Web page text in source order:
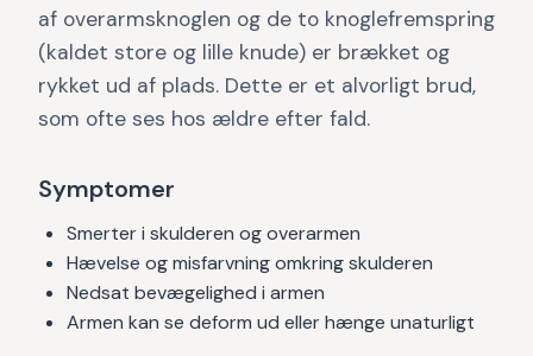
af overarmsknoglen og de to knoglefremspring
(kaldet store og lille knude) er brækket og
rykket ud af plads. Dette er et alvorligt brud,
som ofte ses hos ældre efter fald.
Symptomer
Smerter i skulderen og overarmen
Hævelse og misfarvning omkring skulderen
Nedsat bevægelighed i armen
Armen kan se deform ud eller hænge unaturligt